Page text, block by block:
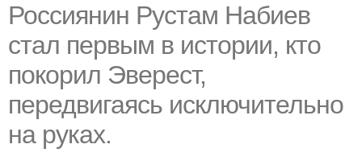
Россиянин Рустам Набиев
стал первым в истории, кто
покорил Эверест,
передвигаясь исключительно
на руках.